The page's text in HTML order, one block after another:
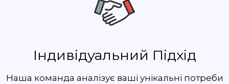
Індивідуальний Підхід
Наша команда аналізує ваші унікальні потреби